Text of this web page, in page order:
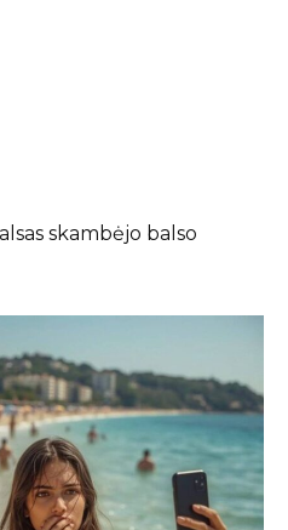
skambėjo balso